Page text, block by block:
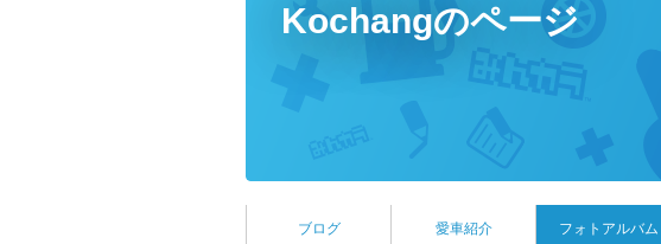
Kochangのページ
ブログ 愛車紹介 フォトアルバム